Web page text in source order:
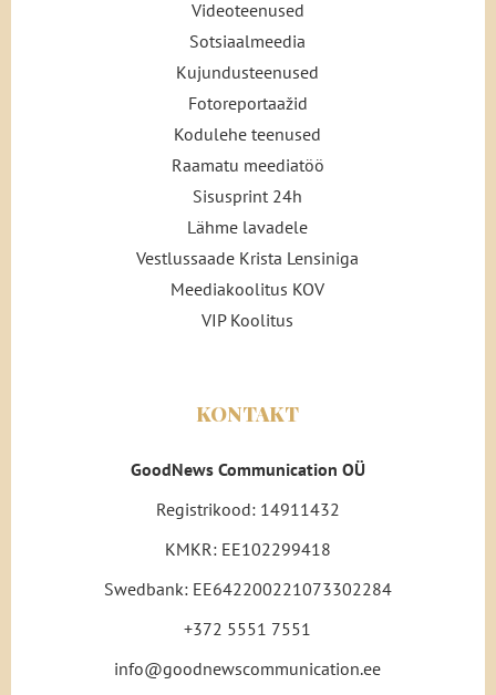
Videoteenused
Sotsiaalmeedia
Kujundusteenused
Fotoreportaažid
Kodulehe teenused
Raamatu meediatöö
Sisusprint 24h
Lähme lavadele
Vestlussaade Krista Lensiniga
Meediakoolitus KOV
VIP Koolitus
KONTAKT
GoodNews Communication OÜ
Registrikood: 14911432
KMKR: EE102299418
Swedbank: EE642200221073302284
+372 5551 7551
info@goodnewscommunication.ee